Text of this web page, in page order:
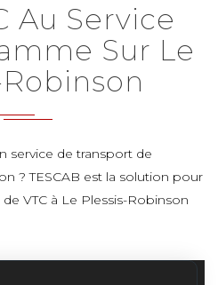
Au Service
Sur Le
service de transport de
? TESCAB est la solution pour
VTC à Le Plessis-Robinson